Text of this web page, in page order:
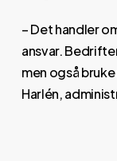
– Det handler
ansvar.
men også
Harlén,